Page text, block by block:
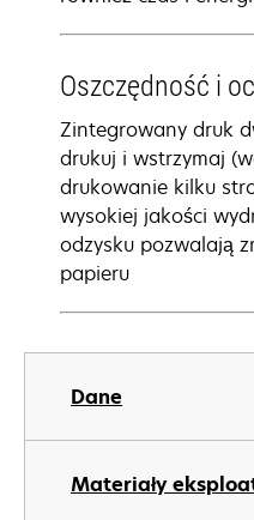
Dane
Materiały
Oszczędność i
Zintegrowany druk
drukuj i wstrzymaj
drukowanie kilku
wysokiej jakości
odzysku pozwalają
papieru